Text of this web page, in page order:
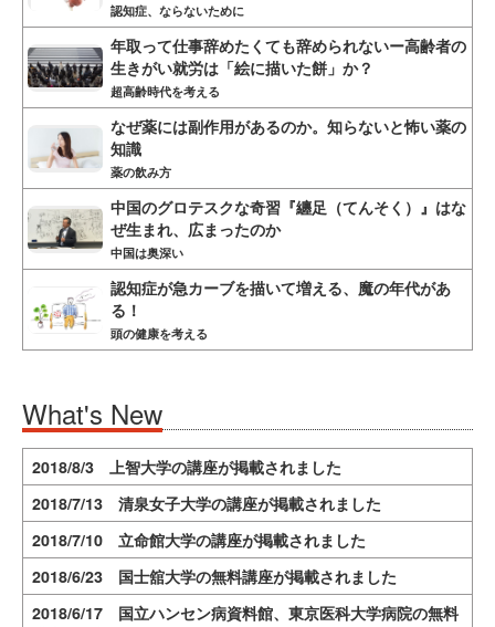
認知症、ならないために
年取って仕事辞めたくても辞められないー高齢者の
生きがい就労は「絵に描いた餅」か？
超高齢時代を考える
なぜ薬には副作用があるのか。知らないと怖い薬の
知識
薬の飲み方
中国のグロテスクな奇習『纏足（てんそく）』はな
ぜ生まれ、広まったのか
中国は奥深い
認知症が急カーブを描いて増える、魔の年代があ
る！
頭の健康を考える
What's New
2018/8/3 上智大学の講座が掲載されました
2018/7/13 清泉女子大学の講座が掲載されました
2018/7/10 立命館大学の講座が掲載されました
2018/6/23 国士舘大学の無料講座が掲載されました
2018/6/17 国立ハンセン病資料館、東京医科大学病院の無料